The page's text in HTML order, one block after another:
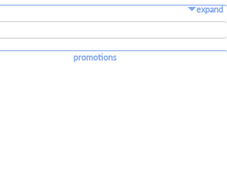
expand
promotions